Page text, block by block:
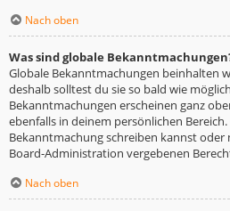
Nach oben
Was sind globale
Globale Bekanntmachungen beinhalten
deshalb solltest du sie so bald wie
Bekanntmachungen erscheinen ganz
ebenfalls in deinem persönlichen
Bekanntmachung schreiben kannst
Board-Administration vergebenen
Nach oben